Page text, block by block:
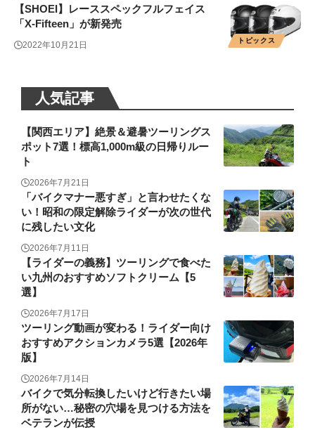
トピックス
【SHOEI】レーススペックフルフェイス
「X-Fifteen」が新発売
2022年10月21日
人気記事
【関西エリア】絶景＆避暑ツーリングス
ポット7選！標高1,000m級の日帰りルー
ト
2026年7月21日
「バイクマナー悪すぎ」と言わせたくな
い！昭和の限定解除ライダーが次の世代
に残したい文化
2026年7月11日
【ライダーの義務】ツーリングで食べた
い九州のおすすめソフトクリーム【5
選】
2026年7月17日
ツーリング動画が変わる！ライダー向け
おすすめアクションカメラ5選【2026年
版】
2026年7月14日
バイクで気分転換したいけど行きたい場
所がない…秘密の穴場を見つける方法を
ベテランが伝授